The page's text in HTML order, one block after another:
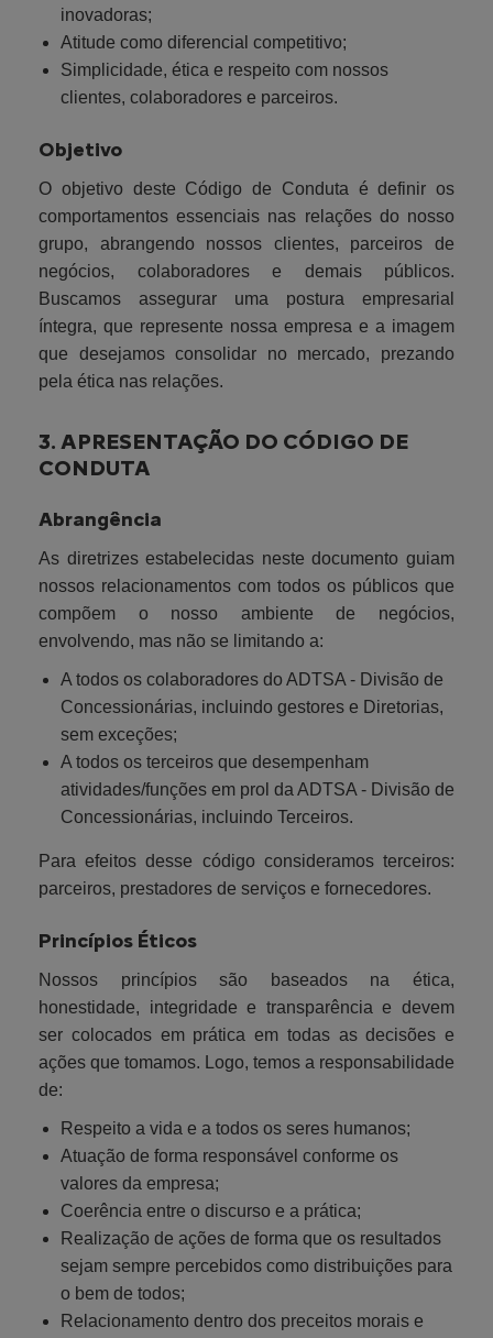
inovadoras;
Atitude como diferencial competitivo;
Simplicidade, ética e respeito com nossos
clientes, colaboradores e parceiros.
Objetivo
O objetivo deste Código de Conduta é definir os
comportamentos essenciais nas relações do nosso
grupo, abrangendo nossos clientes, parceiros de
negócios, colaboradores e demais públicos.
Buscamos assegurar uma postura empresarial
íntegra, que represente nossa empresa e a imagem
que desejamos consolidar no mercado, prezando
pela ética nas relações.
3. APRESENTAÇÃO DO CÓDIGO DE
CONDUTA
Abrangência
As diretrizes estabelecidas neste documento guiam
nossos relacionamentos com todos os públicos que
compõem o nosso ambiente de negócios,
envolvendo, mas não se limitando a:
A todos os colaboradores do ADTSA - Divisão de
Concessionárias, incluindo gestores e Diretorias,
sem exceções;
A todos os terceiros que desempenham
atividades/funções em prol da ADTSA - Divisão de
Concessionárias, incluindo Terceiros.
Para efeitos desse código consideramos terceiros:
parceiros, prestadores de serviços e fornecedores.
Princípios Éticos
Nossos princípios são baseados na ética,
honestidade, integridade e transparência e devem
ser colocados em prática em todas as decisões e
ações que tomamos. Logo, temos a responsabilidade
de:
Respeito a vida e a todos os seres humanos;
Atuação de forma responsável conforme os
valores da empresa;
Coerência entre o discurso e a prática;
Realização de ações de forma que os resultados
sejam sempre percebidos como distribuições para
o bem de todos;
Relacionamento dentro dos preceitos morais e